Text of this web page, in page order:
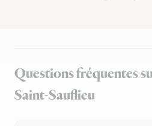
Questions fréquentes
Saint-Sauflieu